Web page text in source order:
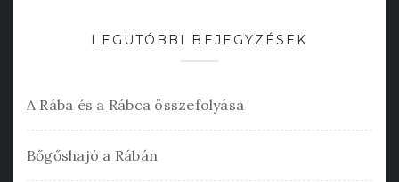
LEGUTÓBBI BEJEGYZÉSEK
A Rába és a Rábca összefolyása
Bőgőshajó a Rábán